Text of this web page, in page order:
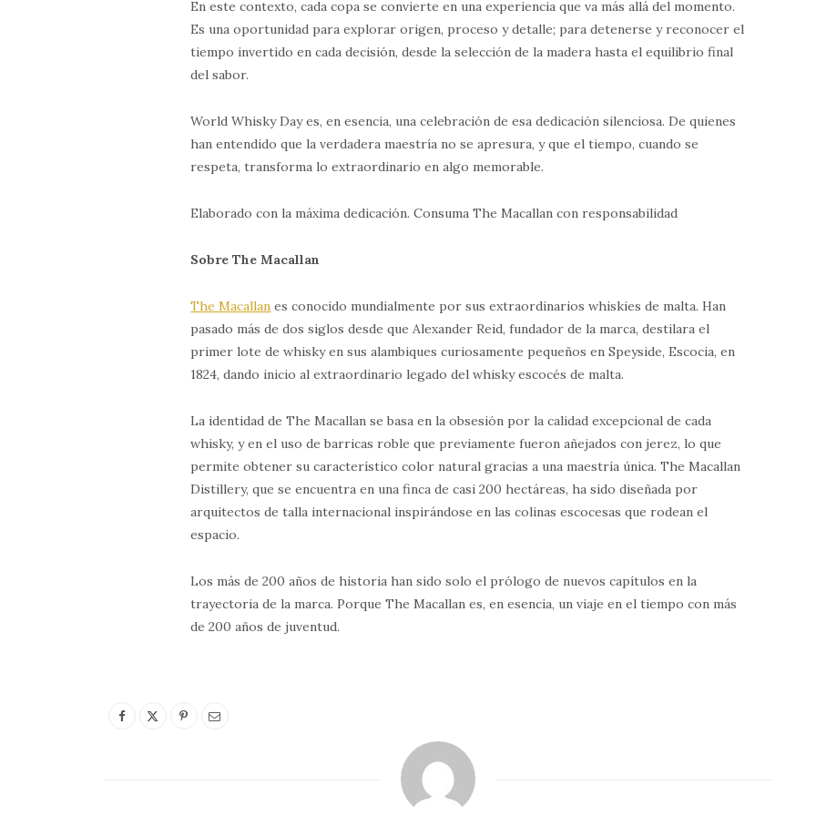
En este contexto, cada copa se convierte en una experiencia que va más allá del momento.
Es una oportunidad para explorar origen, proceso y detalle; para detenerse y reconocer el
tiempo invertido en cada decisión, desde la selección de la madera hasta el equilibrio final
del sabor.
World Whisky Day es, en esencia, una celebración de esa dedicación silenciosa. De quienes
han entendido que la verdadera maestría no se apresura, y que el tiempo, cuando se
respeta, transforma lo extraordinario en algo memorable.
Elaborado con la máxima dedicación. Consuma The Macallan con responsabilidad
Sobre The Macallan
The Macallan es conocido mundialmente por sus extraordinarios whiskies de malta. Han
pasado más de dos siglos desde que Alexander Reid, fundador de la marca, destilara el
primer lote de whisky en sus alambiques curiosamente pequeños en Speyside, Escocia, en
1824, dando inicio al extraordinario legado del whisky escocés de malta.
La identidad de The Macallan se basa en la obsesión por la calidad excepcional de cada
whisky, y en el uso de barricas roble que previamente fueron añejados con jerez, lo que
permite obtener su característico color natural gracias a una maestría única. The Macallan
Distillery, que se encuentra en una finca de casi 200 hectáreas, ha sido diseñada por
arquitectos de talla internacional inspirándose en las colinas escocesas que rodean el
espacio.
Los más de 200 años de historia han sido solo el prólogo de nuevos capítulos en la
trayectoria de la marca. Porque The Macallan es, en esencia, un viaje en el tiempo con más
de 200 años de juventud.